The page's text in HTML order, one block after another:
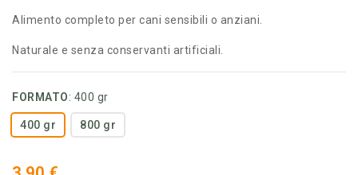
Alimento completo per cani sensibili o anziani.
Naturale e senza conservanti artificiali.
FORMATO: 400 gr
400 gr 800 gr